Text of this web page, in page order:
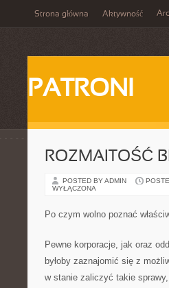
Strona główna Aktywność
PATRONI
ROZMAITOŚĆ
POSTED BY ADMIN
WYŁĄCZONA
Po czym wolno poznać
Pewne korporacje, jak oraz
byłoby zaznajomić się z
w stanie zaliczyć takie